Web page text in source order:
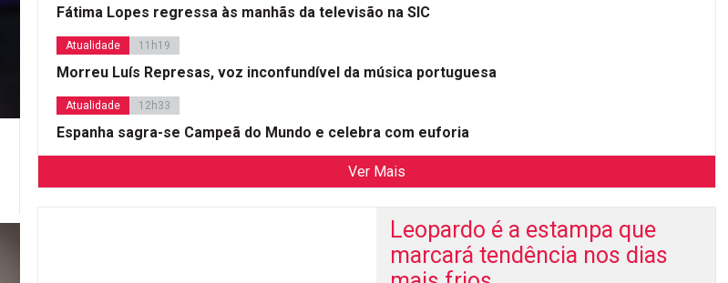
Fátima Lopes regressa às manhãs da televisão na SIC
Atualidade 11h19
Morreu Luís Represas, voz inconfundível da música portuguesa
Atualidade 12h33
Espanha sagra-se Campeã do Mundo e celebra com euforia
Ver Mais
Leopardo é a estampa que
marcará tendência nos dias